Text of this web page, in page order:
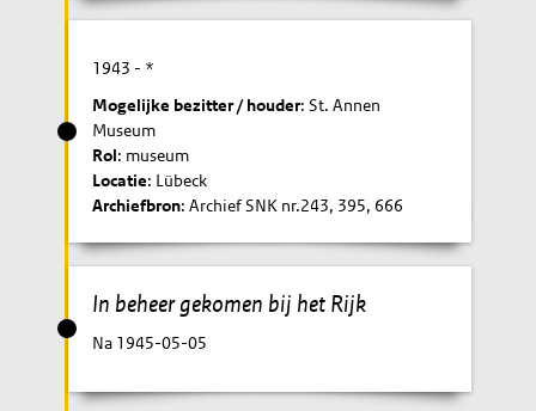
1943 - *
Mogelijke bezitter / houder: St. Annen
Museum
Rol: museum
Locatie: Lübeck
Archiefbron: Archief SNK nr.243, 395, 666
In beheer gekomen bij het Rijk
Na 1945-05-05